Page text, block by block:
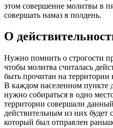
этом совершение молитвы в
совершать намаз в полдень.
О
Нужно помнить о строгости
чтобы молитва считалась
быть прочитан на
В каждом населенном пункте
нужно собираться в одно
территории совершали
действительным из них будет
который был отправлен